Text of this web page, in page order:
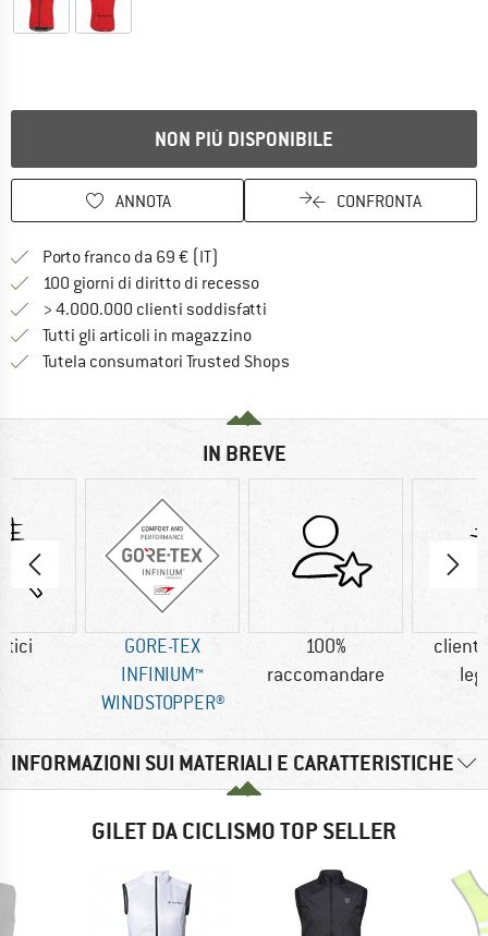
NON PIÙ DISPONIBILE
ANNOTA CONFRONTA
Porto franco da 69 € (IT)
100 giorni di diritto di recessoVai alla politica di recesso qui
> 4.000.000 clienti soddisfatti
Tutti gli articoli in magazzino
Tutela consumatori Trusted Shops
IN BREVE
GORE-TEX
INFINIUM™
WINDSTOPPER®
100%
raccomandare
clienti
INFORMAZIONI SUI MATERIALI E CARATTERISTICHE
GILET DA CICLISMO TOP SELLER